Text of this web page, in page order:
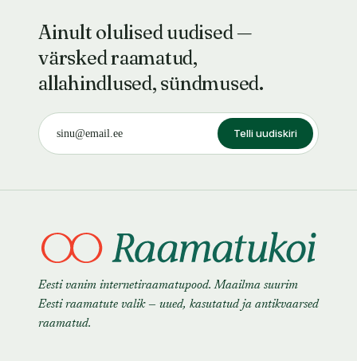
Ainult olulised uudised —
värsked raamatud,
allahindlused, sündmused.
Telli uudiskiri
Eesti vanim internetiraamatupood. Maailma suurim
Eesti raamatute valik — uued, kasutatud ja antikvaarsed
raamatud.